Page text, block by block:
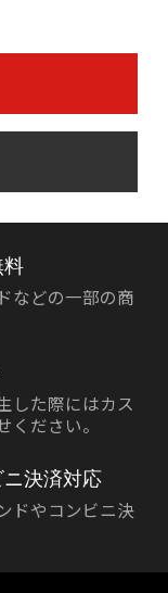
などの一部の商
した際にはカス
ださい。
決済対応
ドやコンビニ決